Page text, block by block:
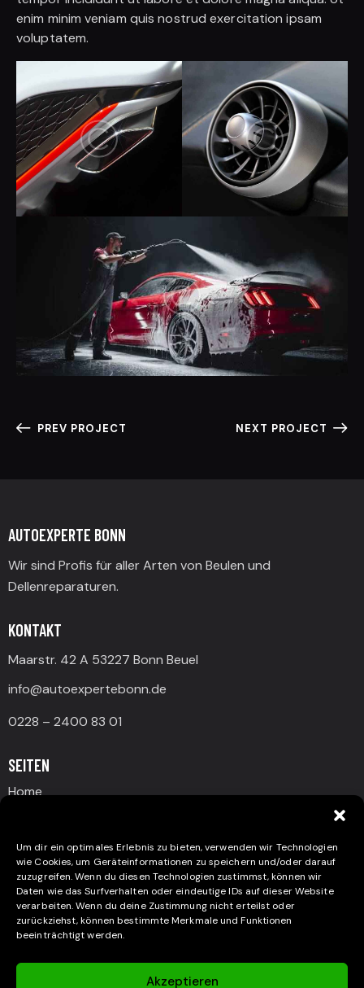
Um dir ein optimales Erlebnis zu bieten, verwenden wir Technologien
wie Cookies, um Geräteinformationen zu speichern und/oder darauf
zuzugreifen. Wenn du diesen Technologien zustimmst, können wir
Daten wie das Surfverhalten oder eindeutige IDs auf dieser Website
verarbeiten. Wenn du deine Zustimmung nicht erteilst oder
zurückziehst, können bestimmte Merkmale und Funktionen
beeinträchtigt werden.
Akzeptieren
enim minim veniam quis nostrud exercitation ipsam
voluptatem.
PREV PROJECT NEXT PROJECT
AUTOEXPERTE BONN
Wir sind Profis für aller Arten von Beulen und
Dellenreparaturen.
KONTAKT
Maarstr. 42 A 53227 Bonn Beuel
info@autoexpertebonn.de
0228 – 2400 83 01
SEITEN
Home
Nanoversiegelung
Glanz & Schutz
Über Uns
Kontakt